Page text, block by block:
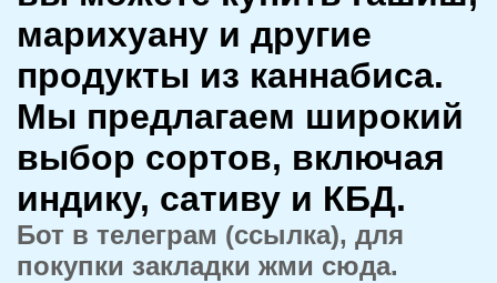
марихуану и другие
продукты из каннабиса.
Мы предлагаем широкий
выбор сортов, включая
индику, сативу и КБД.
Бот в телеграм (ссылка), для
покупки закладки жми сюда.